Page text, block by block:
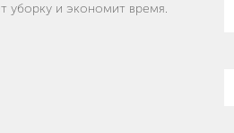
уборку и экономит время.